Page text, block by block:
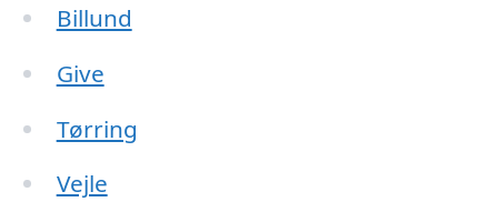
Billund
Give
Tørring
Vejle